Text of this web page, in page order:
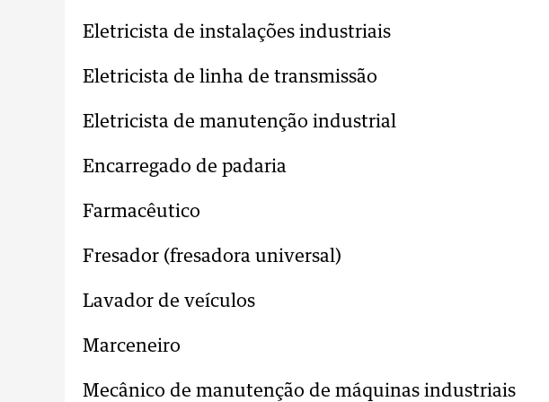
Eletricista de instalações industriais
Eletricista de linha de transmissão
Eletricista de manutenção industrial
Encarregado de padaria
Farmacêutico
Fresador (fresadora universal)
Lavador de veículos
Marceneiro
Mecânico de manutenção de máquinas industriais